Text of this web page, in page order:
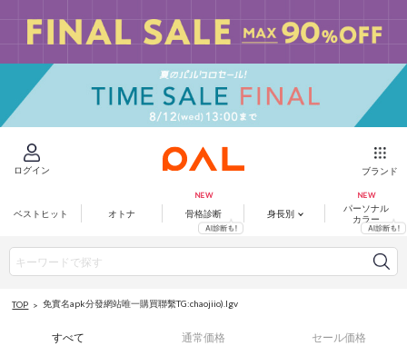
ログイン ブランド
ベストヒット オトナ 骨格診断 身長別
パーソナル
カラー
TOP 免實名apk分發網站唯一購買聯繫TG:chaojiio).lgv
すべて 通常価格 セール価格